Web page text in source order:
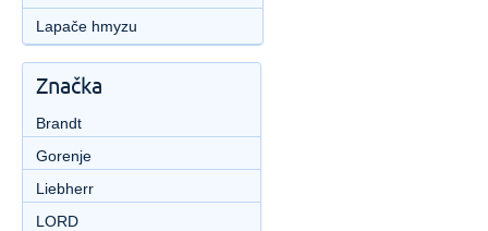
Lapače hmyzu
Značka
Brandt
Gorenje
Liebherr
LORD